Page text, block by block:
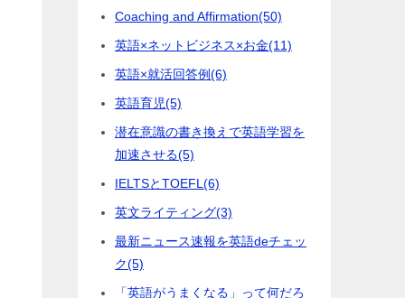
Coaching and Affirmation(50)
英語×ネットビジネス×お金(11)
英語×就活回答例(6)
英語育児(5)
潜在意識の書き換えで英語学習を
加速させる(5)
IELTSとTOEFL (6)
英文ライティング(3)
最新ニュース速報を英語deチェッ
ク(5)
「英語がうまくなる」って何だろ